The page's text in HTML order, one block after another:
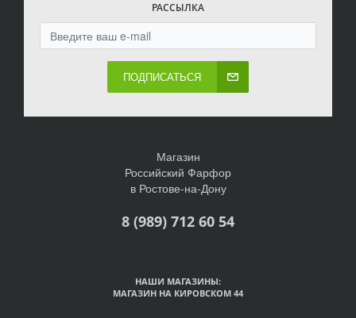
РАССЫЛКА
ПОДПИСАТЬСЯ
Магазин
Российский Фарфор
в Ростове-на-Дону
8 (989) 712 60 54
НАШИ МАГАЗИНЫ:
МАГАЗИН НА КИРОВСКОМ 44